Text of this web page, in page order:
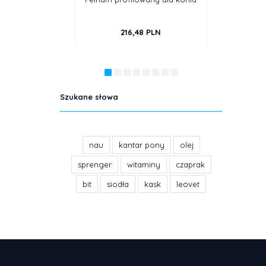
172,20
Szukane słowa
nau kantar pony olej
sprenger witaminy czaprak
bit siodła kask leovet